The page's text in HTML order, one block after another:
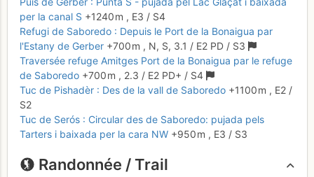
per la canal S +1240 m , E3 / S4
Refugi de Saboredo : Depuis le Port de la Bonaigua par
l'Estany de Gerber +700 m , N, S, 3.1 / E2 PD / S3
Traversée refuge Amitges Port de la Bonaigua par le refuge
de Saboredo +700 m , 2.3 / E2 PD+ / S4
Tuc de Pishadèr : Des de la vall de Saboredo +1100 m , E2 /
S2
Tuc de Serós : Circular des de Saboredo: pujada pels
Tarters i baixada per la cara NW +950 m , E3 / S3
Randonnée / Trail